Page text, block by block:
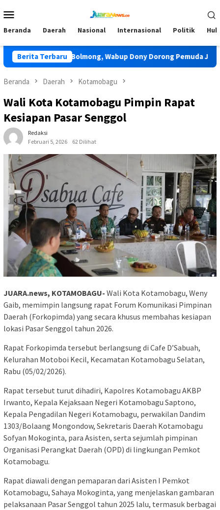
ke
Mobile
Beranda Daerah Nasional Internasional Politik
Berita Terbaru
TIDAR Bolmong, Wabup Dony Dorong Pemuda Jadi
Beranda Daerah Kotamobagu
Wali Kota Kotamobagu Pimpin Rapat
Kesiapan Pasar Senggol
Redaksi
Februari 5, 2026
62 Dilihat
JUARA.news, KOTAMOBAGU- Wali Kota Kotamobagu, Weny
Gaib, memimpin langsung rapat Forum Komunikasi Pimpinan
Daerah (Forkopimda) yang secara khusus membahas kesiapan
lokasi Pasar Senggol tahun 2026.
Rapat Forkopimda tersebut berlangsung di Cafe D’Sabuah,
Kelurahan Motoboi Kecil, Kecamatan Kotamobagu Selatan,
Rabu (05/02/2026).
Rapat tersebut turut dihadiri, Kapolres Kotamobagu AKBP
Irwanto, Kepala Kejaksaan Negeri Kotamobagu Saptono,
Kepala Pengadilan Negeri Kotamobagu, perwakilan Dandim
1303/Bolaang Mongondow, Sekretaris Daerah Kotamobagu
Sofyan Mokoginta, para Asisten, serta sejumlah pimpinan
Organisasi Perangkat Daerah (OPD) di lingkungan Pemkot
Kotamobagu.
Rapat diawali dengan pemaparan dari Asisten I Pemkot
Kotamobagu, Sahaya Mokoginta, yang menjelaskan gambaran
pelaksanaan Pasar Senggol tahun 2025 lalu, termasuk berbagai